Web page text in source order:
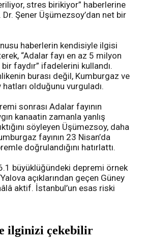
stres birikiyor” haberlerine
Şener Üşümezsoy’dan net bir
haberlerin kendisiyle ilgisi
“Adalar fayı en az 5 milyon
faydır” ifadelerini kullandı.
burası değil, Kumburgaz ve
olduğunu vurguladı.
sonrası Adalar fayının
kanaatin zamanla yanlış
söyleyen Üşümezsoy, daha
fayının 23 Nisan’da
doğrulandığını hatırlattı.
büyüklüğündeki depremi örnek
açıklarından geçen Güney
aktif. İstanbul’un esas riski
ilginizi çekebilir